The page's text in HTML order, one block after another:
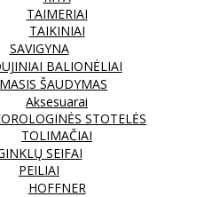
TAIMERIAI
TAIKINIAI
SAVIGYNA
BALIONĖLIAI
ŠAUDYMAS
Aksesuarai
STOTELĖS
TOLIMAČIAI
SEIFAI
PEILIAI
HOFFNER